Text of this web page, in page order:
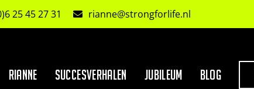
25 45 27 31 rianne@strongforlife.nl
Rianne Succesverhalen Jubileum Blog